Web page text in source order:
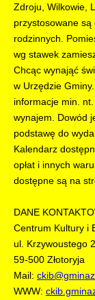
Zdroju, Wilkowie,
przystosowane
rodzinnych.
wg stawek
Chcąc wynająć
w Urzędzie
informacje min.
wynajem. Dowód
podstawę do
Kalendarz
opłat i innych
dostępne są na
DANE
Centrum Kultury i
ul. Krzywoustego
59-500 Złotoryja
Mail:
WWW: